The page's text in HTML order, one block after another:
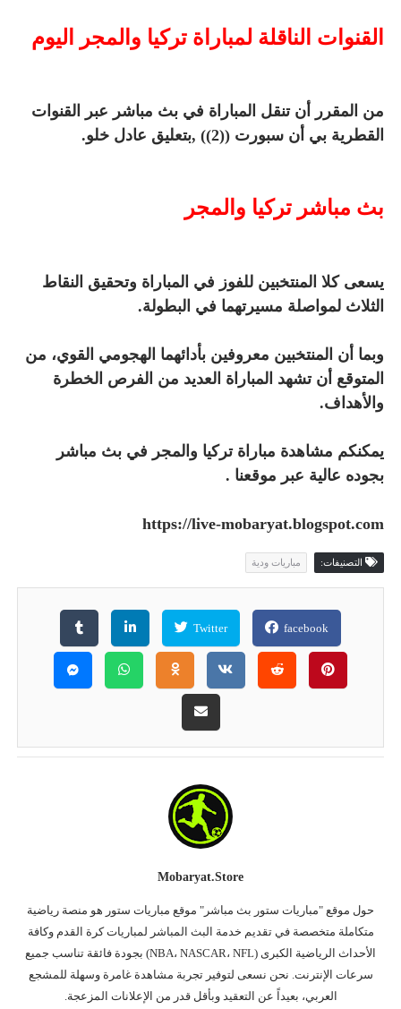
القنوات الناقلة لمباراة تركيا والمجر اليوم
من المقرر أن تنقل المباراة في بث مباشر عبر القنوات
القطرية بي أن سبورت ((2)) ,بتعليق عادل خلو.
بث مباشر تركيا والمجر
يسعى كلا المنتخبين للفوز في المباراة وتحقيق النقاط
الثلاث لمواصلة مسيرتهما في البطولة.
وبما أن المنتخبين معروفين بأدائهما الهجومي القوي، من
المتوقع أن تشهد المباراة العديد من الفرص الخطرة
والأهداف.
يمكنكم مشاهدة مباراة تركيا والمجر في بث مباشر
بجوده عالية عبر موقعنا .
https://live-mobaryat.blogspot.com
التصنيفات: مباريات ودية
facebook
Twitter
Mobaryat.store
حول موقع "مباريات ستور بث مباشر" موقع مباريات ستور هو منصة رياضية
متكاملة متخصصة في تقديم خدمة البث المباشر لمباريات كرة القدم وكافة
الأحداث الرياضية الكبرى (NBA، NASCAR، NFL) بجودة فائقة تناسب جميع
سرعات الإنترنت. نحن نسعى لتوفير تجربة مشاهدة غامرة وسهلة للمشجع
العربي، بعيداً عن التعقيد وبأقل قدر من الإعلانات المزعجة.